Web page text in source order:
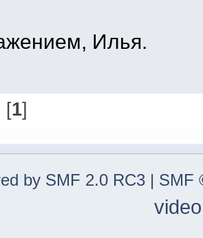
Илья.
[1]
by SMF 2.0 RC3 | SMF